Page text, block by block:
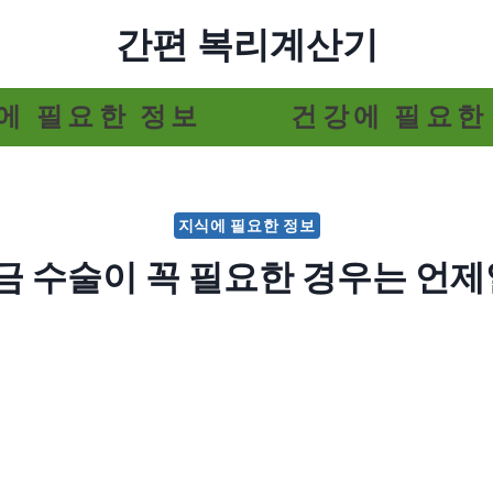
간편 복리계산기
필요한 정보 건강에 필요한
지식에 필요한 정보
수술이 꼭 필요한 경우는 언